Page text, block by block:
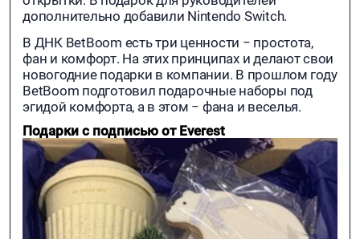
дополнительно добавили Nintendo Switch.
В ДНК BetBoom есть три ценности − простота,
фан и комфорт. На этих принципах и делают свои
новогодние подарки в компании. В прошлом году
BetBoom подготовил подарочные наборы под
эгидой комфорта, а в этом − фана и веселья.
Подарки с подписью от Everest